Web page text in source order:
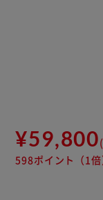
¥59,800
598ポイント （1倍